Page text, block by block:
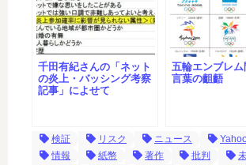
千田有紀さんの「ネット
の炎上・バッシング考察
記事」によせて
五輪エンブレム
言葉の齟齬
検証 リスク ニュース
情報
紙幣 著作 批判